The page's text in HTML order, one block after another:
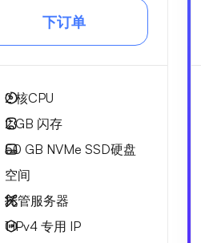
下订单
2核CPU
2 GB 闪存
50 GB NVMe SSD硬盘
空间
托管服务器
1 IPv4 专用 IP